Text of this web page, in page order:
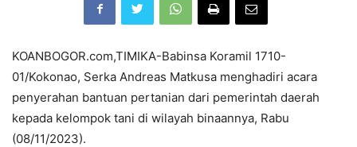
KOANBOGOR.com,TIMIKA-Babinsa Koramil 1710-
01/Kokonao, Serka Andreas Matkusa menghadiri acara
penyerahan bantuan pertanian dari pemerintah daerah
kepada kelompok tani di wilayah binaannya, Rabu
(08/11/2023).